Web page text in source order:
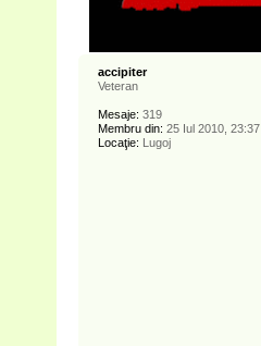
accipiter
Veteran
Mesaje: 319
Membru din: 25 Iul 2010, 23:37
Locaţie: Lugoj